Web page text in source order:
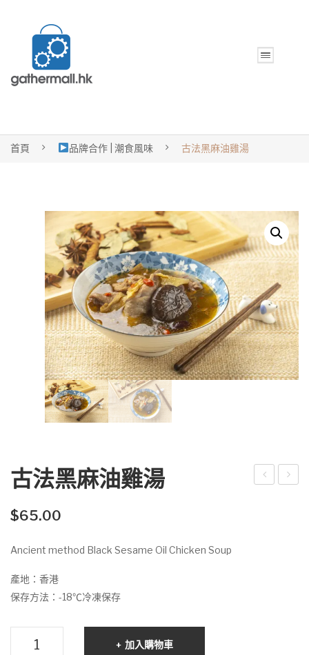
首頁 品牌合作 | 潮食風味 古法黑麻油雞湯
古法黑麻油雞湯
$65.00
Ancient method Black Sesame Oil Chicken Soup
產地：香港
保存方法：-18℃冷凍保存
加入購物車